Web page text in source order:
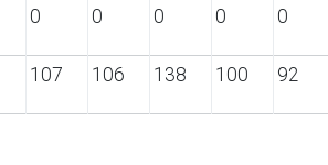
0 0 0 0 0
107 106 138 100 92